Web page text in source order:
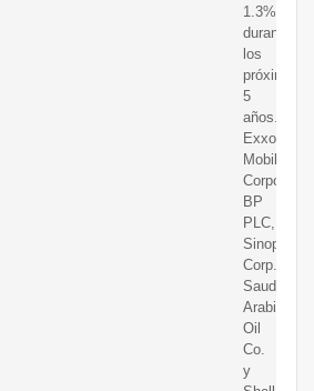
1.3%
durante
los
próximos
5
años.
Exxon
Mobil
BP
PLC,
Sinopec
Corp.,
Saudi
Arabian
Oil
Co.
y